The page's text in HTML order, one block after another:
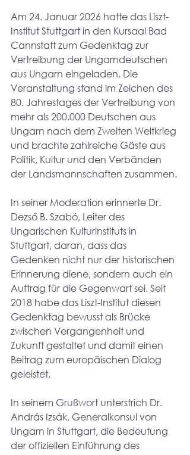
Am 24. Januar 2026 hatte das Liszt-
Institut Stuttgart in den Kursaal Bad
Cannstatt zum Gedenktag zur
Vertreibung der Ungarndeutschen
aus Ungarn eingeladen. Die
Veranstaltung stand im Zeichen des
80. Jahrestages der Vertreibung von
mehr als 200.000 Deutschen aus
Ungarn nach dem Zweiten Weltkrieg
und brachte zahlreiche Gäste aus
Politik, Kultur und den Verbänden
der Landsmannschaften zusammen.
In seiner Moderation erinnerte Dr.
Dezső B. Szabó, Leiter des
Ungarischen Kulturinstituts in
Stuttgart, daran, dass das
Gedenken nicht nur der historischen
Erinnerung diene, sondern auch ein
Auftrag für die Gegenwart sei. Seit
2018 habe das Liszt-Institut diesen
Gedenktag bewusst als Brücke
zwischen Vergangenheit und
Zukunft gestaltet und damit einen
Beitrag zum europäischen Dialog
geleistet.
In seinem Grußwort unterstrich Dr.
András Izsák, Generalkonsul von
Ungarn in Stuttgart, die Bedeutung
der offiziellen Einführung des